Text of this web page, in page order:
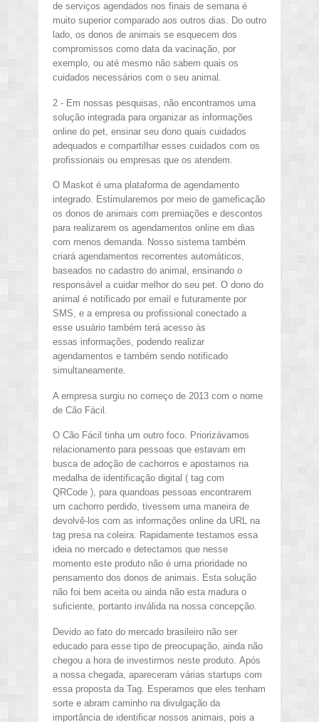
de serviços agendados nos finais de semana é
muito superior comparado aos outros dias. Do outro
lado, os donos de animais se esquecem dos
compromissos como data da vacinação, por
exemplo, ou até mesmo não sabem quais os
cuidados necessários com o seu animal.
2 - Em nossas pesquisas, não encontramos uma
solução integrada para organizar as informações
online do pet, ensinar seu dono quais cuidados
adequados e compartilhar esses cuidados com os
profissionais ou empresas que os atendem.
O Maskot é uma plataforma de agendamento
integrado. Estimularemos por meio de gameficação
os donos de animais com premiações e descontos
para realizarem os agendamentos online em dias
com menos demanda. Nosso sistema também
criará agendamentos recorrentes automáticos,
baseados no cadastro do animal, ensinando o
responsável a cuidar melhor do seu pet. O dono do
animal é notificado por email e futuramente por
SMS, e a empresa ou profissional conectado a
esse usuário também terá acesso às
essas informações, podendo realizar
agendamentos e também sendo notificado
simultaneamente.
A empresa surgiu no começo de 2013 com o nome
de Cão Fácil.
O Cão Fácil tinha um outro foco. Priorizávamos
relacionamento para pessoas que estavam em
busca de adoção de cachorros e apostamos na
medalha de identificação digital ( tag com
QRCode ), para quandoas pessoas encontrarem
um cachorro perdido, tivessem uma maneira de
devolvê-los com as informações online da URL na
tag presa na coleira. Rapidamente testamos essa
ideia no mercado e detectamos que nesse
momento este produto não é uma prioridade no
pensamento dos donos de animais. Esta solução
não foi bem aceita ou ainda não esta madura o
suficiente, portanto inválida na nossa concepção.
Devido ao fato do mercado brasileiro não ser
educado para esse tipo de preocupação, ainda não
chegou a hora de investirmos neste produto. Após
a nossa chegada, apareceram várias startups com
essa proposta da Tag. Esperamos que eles tenham
sorte e abram caminho na divulgação da
importância de identificar nossos animais, pois a